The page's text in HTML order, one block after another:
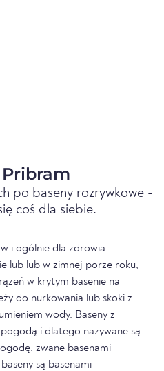
po baseny rozrywkowe -
coś dla siebie.
i ogólnie dla zdrowia.
lub lub w zimnej porze roku,
w krytym basenie na
do nurkowania lub skoki z
wody. Baseny z
i dlatego nazywane są
zwane basenami
są basenami